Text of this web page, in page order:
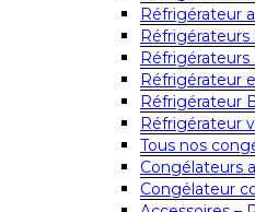
Réfrigérateur
Réfrigérateur
Réfrigérateur
Réfrigérateur
Tous nos
Congélateurs
Congélateur